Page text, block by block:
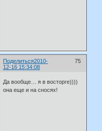
Поделиться 75
2010-
12-16 15:34:08
Да вообще… я в восторге))))
она еще и на сносях!